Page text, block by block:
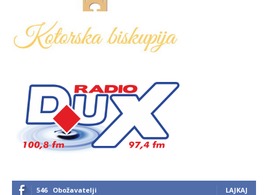
546 Obožavatelji LAJKAJ